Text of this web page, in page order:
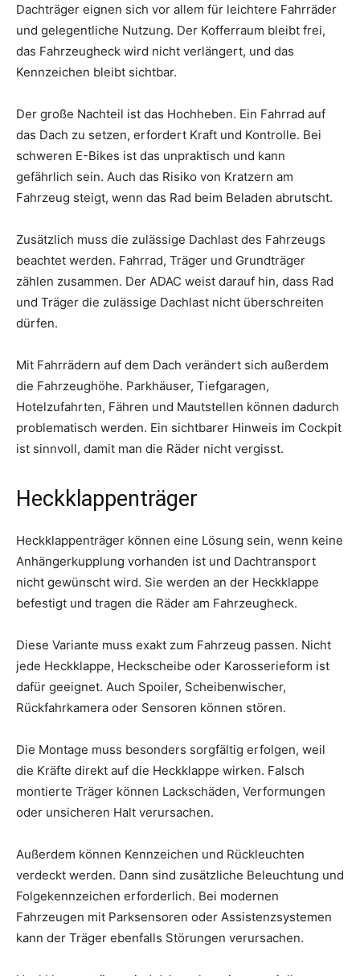
Dachträger eignen sich vor allem für leichtere Fahrräder
und gelegentliche Nutzung. Der Kofferraum bleibt frei,
das Fahrzeugheck wird nicht verlängert, und das
Kennzeichen bleibt sichtbar.
Der große Nachteil ist das Hochheben. Ein Fahrrad auf
das Dach zu setzen, erfordert Kraft und Kontrolle. Bei
schweren E-Bikes ist das unpraktisch und kann
gefährlich sein. Auch das Risiko von Kratzern am
Fahrzeug steigt, wenn das Rad beim Beladen abrutscht.
Zusätzlich muss die zulässige Dachlast des Fahrzeugs
beachtet werden. Fahrrad, Träger und Grundträger
zählen zusammen. Der ADAC weist darauf hin, dass Rad
und Träger die zulässige Dachlast nicht überschreiten
dürfen.
Mit Fahrrädern auf dem Dach verändert sich außerdem
die Fahrzeughöhe. Parkhäuser, Tiefgaragen,
Hotelzufahrten, Fähren und Mautstellen können dadurch
problematisch werden. Ein sichtbarer Hinweis im Cockpit
ist sinnvoll, damit man die Räder nicht vergisst.
Heckklappenträger
Heckklappenträger können eine Lösung sein, wenn keine
Anhängerkupplung vorhanden ist und Dachtransport
nicht gewünscht wird. Sie werden an der Heckklappe
befestigt und tragen die Räder am Fahrzeugheck.
Diese Variante muss exakt zum Fahrzeug passen. Nicht
jede Heckklappe, Heckscheibe oder Karosserieform ist
dafür geeignet. Auch Spoiler, Scheibenwischer,
Rückfahrkamera oder Sensoren können stören.
Die Montage muss besonders sorgfältig erfolgen, weil
die Kräfte direkt auf die Heckklappe wirken. Falsch
montierte Träger können Lackschäden, Verformungen
oder unsicheren Halt verursachen.
Außerdem können Kennzeichen und Rückleuchten
verdeckt werden. Dann sind zusätzliche Beleuchtung und
Folgekennzeichen erforderlich. Bei modernen
Fahrzeugen mit Parksensoren oder Assistenzsystemen
kann der Träger ebenfalls Störungen verursachen.